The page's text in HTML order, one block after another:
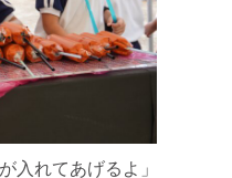
入れてあげるよ」